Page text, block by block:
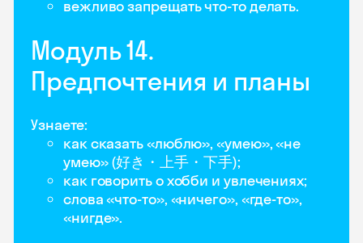
вежливо запрещать что-то делать.
Модуль 14.
Предпочтения и планы
Узнаете:
как сказать «люблю», «умею», «не
умею» (好き・上手・下手);
как говорить о хобби и увлечениях;
слова «что-то», «ничего», «где-то»,
«нигде».